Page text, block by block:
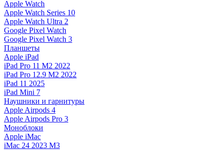
Apple Watch
Apple Watch Series 10
Apple Watch Ultra 2
Google Pixel Watch
Google Pixel Watch 3
Планшеты
Apple iPad
iPad Pro 11 M2 2022
iPad Pro 12.9 M2 2022
iPad 11 2025
iPad Mini 7
Наушники и гарнитуры
Apple Airpods 4
Apple Airpods Pro 3
Моноблоки
Apple iMac
iMac 24 2023 M3